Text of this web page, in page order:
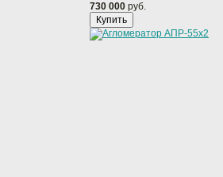
730 000 руб.
Купить